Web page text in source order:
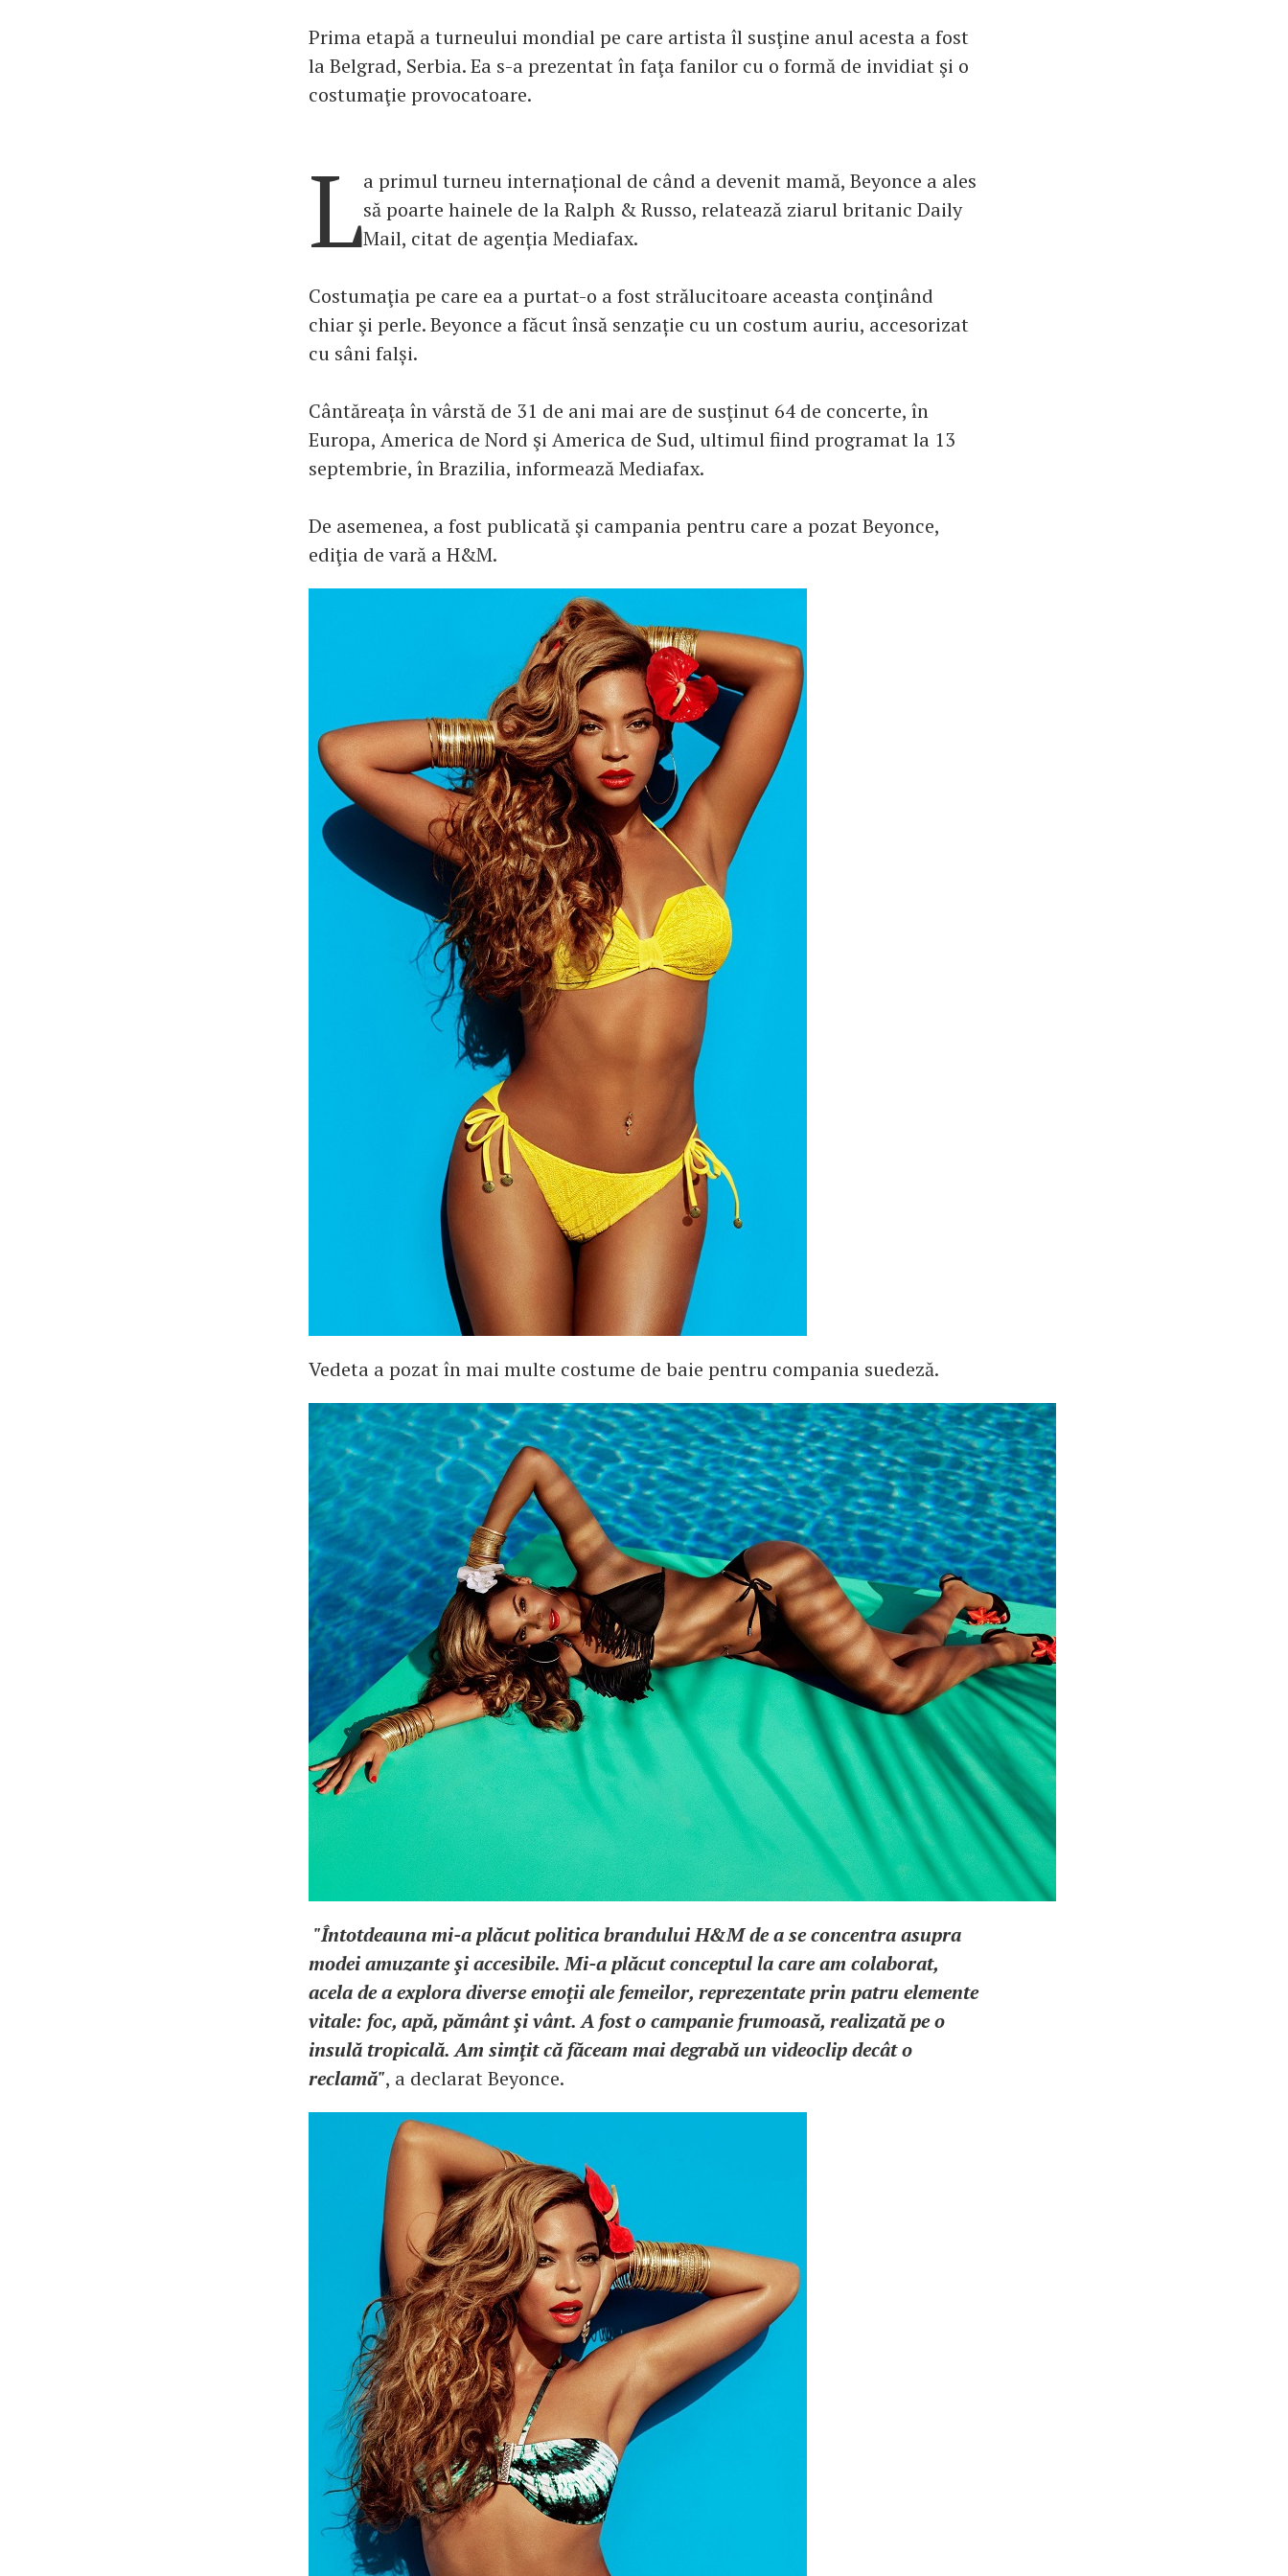
Prima etapă a turneului mondial pe care artista îl susţine anul acesta a fost
la Belgrad, Serbia. Ea s-a prezentat în faţa fanilor cu o formă de invidiat şi o
costumaţie provocatoare.
La primul turneu internațional de când a devenit mamă, Beyonce a ales
să poarte hainele de la Ralph & Russo, relatează ziarul britanic Daily
Mail, citat de agenția Mediafax.
Costumaţia pe care ea a purtat-o a fost strălucitoare aceasta conţinând
chiar şi perle. Beyonce a făcut însă senzație cu un costum auriu, accesorizat
cu sâni falși.
Cântăreața în vârstă de 31 de ani mai are de susţinut 64 de concerte, în
Europa, America de Nord şi America de Sud, ultimul fiind programat la 13
septembrie, în Brazilia, informează Mediafax.
De asemenea, a fost publicată şi campania pentru care a pozat Beyonce,
ediţia de vară a H&M.
Vedeta a pozat în mai multe costume de baie pentru compania suedeză.
"Întotdeauna mi-a plăcut politica brandului H&M de a se concentra asupra
modei amuzante şi accesibile. Mi-a plăcut conceptul la care am colaborat,
acela de a explora diverse emoţii ale femeilor, reprezentate prin patru elemente
vitale: foc, apă, pământ şi vânt. A fost o campanie frumoasă, realizată pe o
insulă tropicală. Am simţit că făceam mai degrabă un videoclip decât o
reclamă", a declarat Beyonce.